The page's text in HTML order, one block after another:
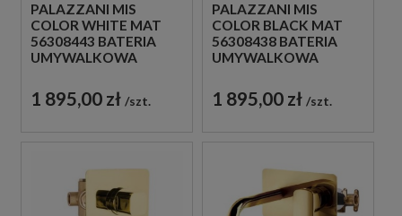
PALAZZANI MIS
COLOR WHITE MAT
56308443 BATERIA
UMYWALKOWA
JEDNOUCHWYTOWA
BIAŁA
1 895,00 zł szt.
PALAZZANI MIS
COLOR BLACK MAT
56308438 BATERIA
UMYWALKOWA
JEDNOUCHWYTOWA
CZARNA
1 895,00 zł szt.